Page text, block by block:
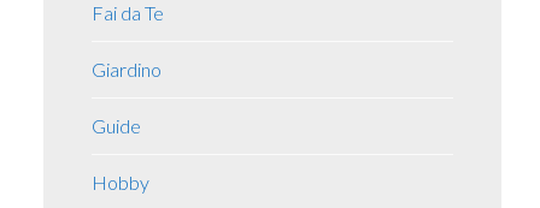
Fai da Te
Giardino
Guide
Hobby